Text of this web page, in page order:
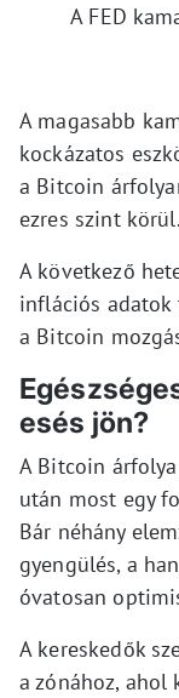
A FED
A magasabb
kockázatos
a Bitcoin
ezres szint körül.
A következő
inflációs adatok
a Bitcoin
esés jön?
A Bitcoin
után most egy
Bár néhány
gyengülés, a
óvatosan
A kereskedők
a zónához, ahol